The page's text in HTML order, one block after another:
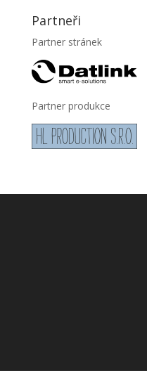
Partneři
Partner stránek
Partner produkce